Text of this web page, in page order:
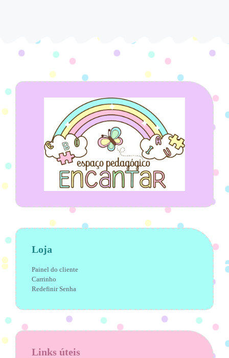
Loja
Painel do cliente
Carrinho
Redefinir Senha
Links úteis